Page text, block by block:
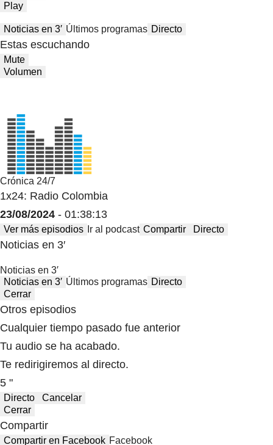
Play
Noticias en 3′ Últimos programas Directo
Estas escuchando
Mute
Volumen
Crónica 24/7
1x24: Radio Colombia
23/08/2024 - 01:38:13
Ver más episodios Ir al podcast Compartir Directo
Noticias en 3′
Noticias en 3′
Noticias en 3′ Últimos programas Directo
Cerrar
Otros episodios
Cualquier tiempo pasado fue anterior
Tu audio se ha acabado.
Te redirigiremos al directo.
5 "
Directo
Cancelar
Cerrar
Compartir
Compartir en Facebook Facebook